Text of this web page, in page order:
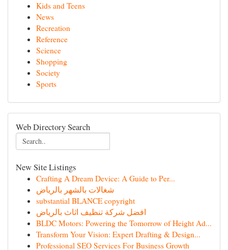
Kids and Teens
News
Recreation
Reference
Science
Shopping
Society
Sports
Web Directory Search
New Site Listings
Crafting A Dream Device: A Guide to Per...
شغالات بالشهر بالرياض
substantial BLANCE copyright
افضل شركة تنظيف اثاث بالرياض
BLDC Motors: Powering the Tomorrow of Height Ad...
Transform Your Vision: Expert Drafting & Design...
Professional SEO Services For Business Growth